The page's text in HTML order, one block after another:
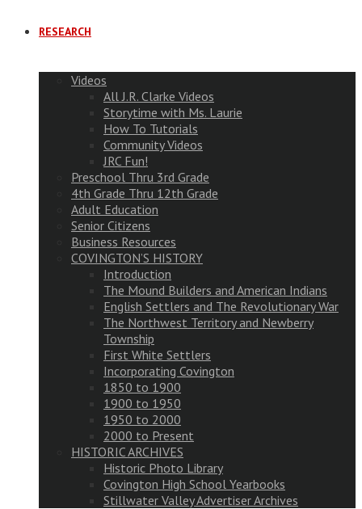
RESEARCH
Videos
All J.R. Clarke Videos
Storytime with Ms. Laurie
How To Tutorials
Community Videos
JRC Fun!
Preschool Thru 3rd Grade
4th Grade Thru 12th Grade
Adult Education
Senior Citizens
Business Resources
COVINGTON’S HISTORY
Introduction
The Mound Builders and American Indians
English Settlers and The Revolutionary War
The Northwest Territory and Newberry
Township
First White Settlers
Incorporating Covington
1850 to 1900
1900 to 1950
1950 to 2000
2000 to Present
HISTORIC ARCHIVES
Historic Photo Library
Covington High School Yearbooks
Stillwater Valley Advertiser Archives